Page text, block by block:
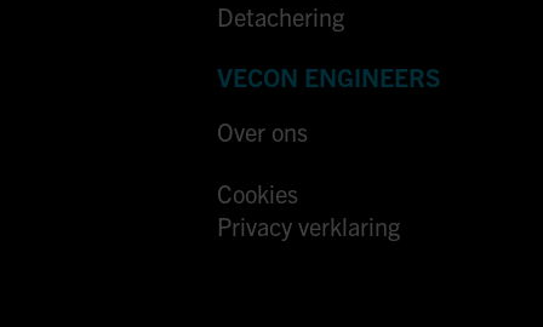
Detachering
VECON ENGINEERS
Over ons
Cookies
Privacy verklaring